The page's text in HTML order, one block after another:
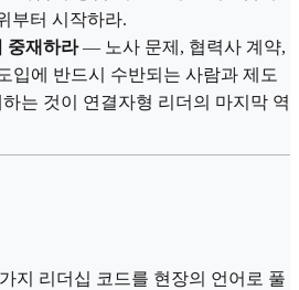
부터 시작하라.
중재하라— 노사 문제, 협력사 계약,
입에 반드시 수반되는 사람과 제도
는 것이 연결자형 리더의 마지막 역
지 리더십 코드를 현장의 언어로 풀